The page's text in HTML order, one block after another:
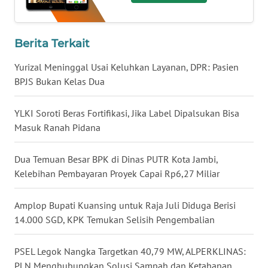
Berita Terkait
Yurizal Meninggal Usai Keluhkan Layanan, DPR: Pasien
BPJS Bukan Kelas Dua
YLKI Soroti Beras Fortifikasi, Jika Label Dipalsukan Bisa
Masuk Ranah Pidana
Dua Temuan Besar BPK di Dinas PUTR Kota Jambi,
Kelebihan Pembayaran Proyek Capai Rp6,27 Miliar
Amplop Bupati Kuansing untuk Raja Juli Diduga Berisi
14.000 SGD, KPK Temukan Selisih Pengembalian
PSEL Legok Nangka Targetkan 40,79 MW, ALPERKLINAS:
WN
SUMBAR
SUMSEL
BENGKULU
LAMPUNG
JATENG